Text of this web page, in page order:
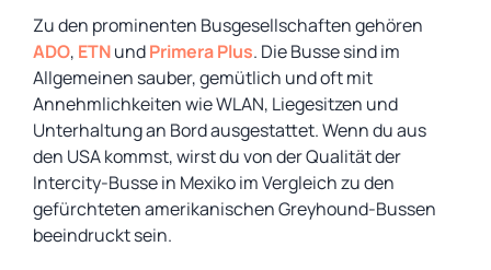
Zu den prominenten Busgesellschaften gehören
ADO, ETNundPrimera Plus. Die Busse sind im
Allgemeinen sauber, gemütlich und oft mit
Annehmlichkeiten wie WLAN, Liegesitzen und
Unterhaltung an Bord ausgestattet. Wenn du aus
den USA kommst, wirst du von der Qualität der
Intercity-Busse in Mexiko im Vergleich zu den
gefürchteten amerikanischen Greyhound-Bussen
beeindruckt sein.